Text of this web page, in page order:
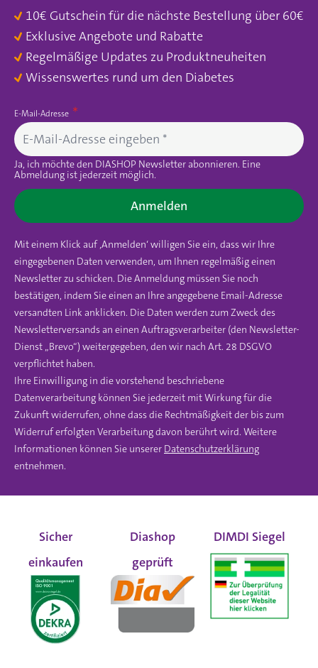
10€ Gutschein für die nächste Bestellung über 60€
Exklusive Angebote und Rabatte
Regelmäßige Updates zu Produktneuheiten
Wissenswertes rund um den Diabetes
E-Mail-Adresse
Ja, ich möchte den DIASHOP Newsletter abonnieren. Eine
Abmeldung ist jederzeit möglich.
Anmelden
Mit einem Klick auf ‚Anmelden‘ willigen Sie ein, dass wir Ihre
eingegebenen Daten verwenden, um Ihnen regelmäßig einen
Newsletter zu schicken. Die Anmeldung müssen Sie noch
bestätigen, indem Sie einen an Ihre angegebene Email-Adresse
versandten Link anklicken. Die Daten werden zum Zweck des
Newsletterversands an einen Auftragsverarbeiter (den Newsletter-
Dienst „Brevo“) weitergegeben, den wir nach Art. 28 DSGVO
verpflichtet haben.
Ihre Einwilligung in die vorstehend beschriebene
Datenverarbeitung können Sie jederzeit mit Wirkung für die
Zukunft widerrufen, ohne dass die Rechtmäßigkeit der bis zum
Widerruf erfolgten Verarbeitung davon berührt wird. Weitere
Informationen können Sie unserer Datenschutzerklärung
entnehmen.
Sicher
einkaufen
Diashop
geprüft
DIMDI Siegel